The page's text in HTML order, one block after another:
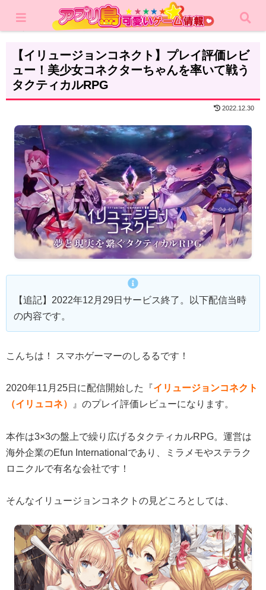
レビュー RPG
【イリュージョンコネクト】プレイ評価レビ
ュー！美少女コネクターちゃんを率いて戦う
タクティカルRPG
2022.12.30
【追記】2022年12月29日サービス終了。以下配信当時
の内容です。
こんちは！ スマホゲーマーのしるるです！
2020年11月25日に配信開始した『イリュージョンコネクト
（イリュコネ）
』のプレイ評価レビューになります。
本作は3×3の盤上で繰り広げるタクティカルRPG。運営は
海外企業のEfun Internationalであり、ミラメモやステラク
ロニクルで有名な会社です！
そんなイリュージョンコネクトの見どころとしては、